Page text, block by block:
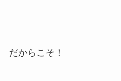
だからこそ！